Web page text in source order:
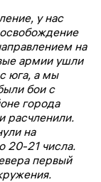
у нас
на
армии ушли
юга, а мы
бои с
города
расчленили.
на
20-21 числа.
первый